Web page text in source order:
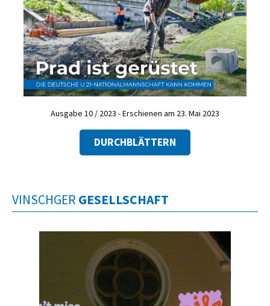
Ausgabe 10 / 2023 - Erschienen am 23. Mai 2023
DURCHBLÄTTERN
VINSCHGER GESELLSCHAFT